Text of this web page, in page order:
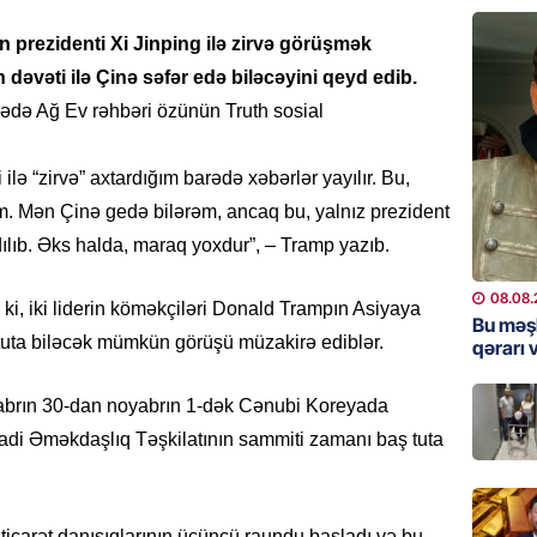
prezidenti Xi Jinping ilə zirvə görüşmək
dəvəti ilə Çinə səfər edə biləcəyini qeyd edib.
Ağ Ev rəhbəri özünün Truth sosial
“zirvə” axtardığım barədə xəbərlər yayılır. Bu,
Mən Çinə gedə bilərəm, ancaq bu, yalnız prezident
Əks halda, maraq yoxdur”, – Tramp yazıb.
iki liderin köməkçiləri Donald Trampın Asiyaya
biləcək mümkün görüşü müzakirə ediblər.
30-dan noyabrın 1-dək Cənubi Koreyada
Əməkdaşlıq Təşkilatının sammiti zamanı baş tuta
Bu
GÜNDƏM
həkim
MANŞET
şikayət
işıq?
GÜNDƏM
Hərbi
Bu
qərarı